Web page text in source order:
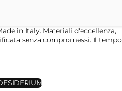
in Italy. Materiali d'eccellenza,
senza compromessi. Il tempo